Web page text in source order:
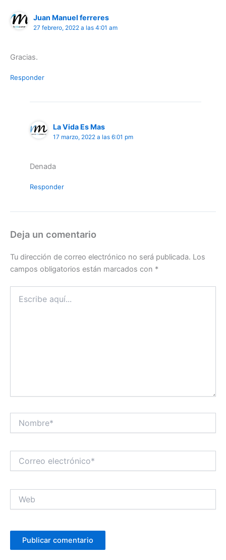
Juan Manuel ferreres
27 febrero, 2022 a las 4:01 am
Gracias.
Responder
La Vida Es Mas
17 marzo, 2022 a las 6:01 pm
Denada
Responder
Deja un comentario
Tu dirección de correo electrónico no será publicada. Los
campos obligatorios están marcados con *
aquí...
electrónico*